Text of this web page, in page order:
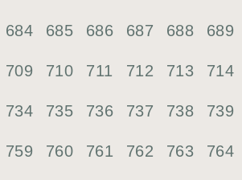
684 685 686 687 688 689
709 710 711 712 713 714
734 735 736 737 738 739
759 760 761 762 763 764